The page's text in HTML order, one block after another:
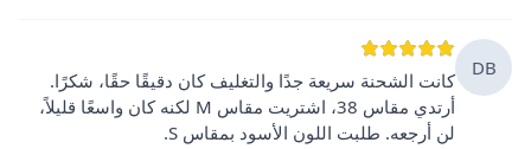
DB
كانت الشحنة سريعة جدًا والتغليف كان دقيقًا حقًا، شكرًا.
أرتدي مقاس 38، اشتريت مقاس M لكنه كان واسعًا قليلاً،
لن أرجعه. طلبت اللون الأسود بمقاس S.